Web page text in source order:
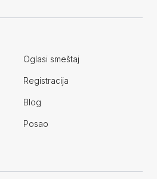
Oglasi smeštaj
Registracija
Blog
Posao